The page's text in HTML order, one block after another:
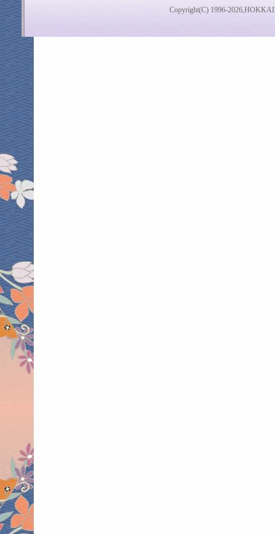
Copyright(C) 1996-